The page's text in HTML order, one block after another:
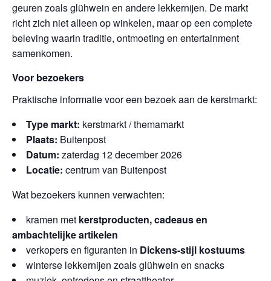
geuren zoals glühwein en andere lekkernijen. De markt
richt zich niet alleen op winkelen, maar op een complete
beleving waarin traditie, ontmoeting en entertainment
samenkomen.
Voor bezoekers
Praktische informatie voor een bezoek aan de kerstmarkt:
Type markt: kerstmarkt / themamarkt
Plaats: Buitenpost
Datum: zaterdag 12 december 2026
Locatie: centrum van Buitenpost
Wat bezoekers kunnen verwachten:
kramen met kerstproducten, cadeaus en
ambachtelijke artikelen
verkopers en figuranten in Dickens-stijl kostuums
winterse lekkernijen zoals glühwein en snacks